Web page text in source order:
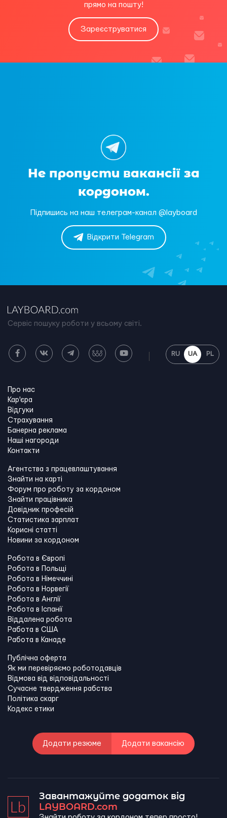
прямо на пошту!
Зареєструватися
Не пропусти вакансії за
кордоном.
Підпишись на наш телеграм-канал @layboard
Відкрити Telegram
Сервіс пошуку роботи у всьому світі.
RU UA PL
Про нас
Кар'єра
Відгуки
Страхування
Банерна реклама
Наші нагороди
Контакти
Агентства з працевлаштування
Знайти на карті
Форум про роботу за кордоном
Знайти працівника
Довідник професій
Статистика зарплат
Корисні статті
Новини за кордоном
Робота в Європі
Робота в Польщі
Робота в Німеччині
Робота в Норвегії
Робота в Англії
Робота в Іспанії
Віддалена робота
Работа в США
Работа в Канадe
Публічна оферта
Як ми перевіряємо роботодавців
Відмова від відповідальності
Сучасне твердження рабства
Політика скарг
Кодекс етики
Додати резюме Додати вакансію
Завантажуйте додаток від
LAYBOARD.com